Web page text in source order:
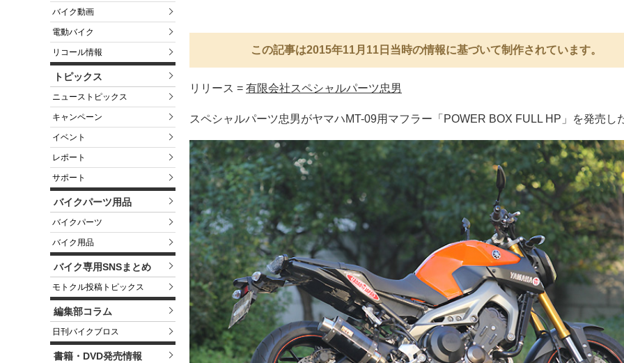
バイク動画
電動バイク
リコール情報
トピックス
ニューストピックス
キャンペーン
イベント
レポート
サポート
バイクパーツ用品
バイクパーツ
バイク用品
バイク専用SNSまとめ
モトクル投稿トピックス
編集部コラム
日刊バイクブロス
書籍・DVD発売情報
この記事は2015年11月11日当時の情報に基づいて制作されています。
リリース = 有限会社スペシャルパーツ忠男
スペシャルパーツ忠男がヤマハMT-09用マフラー「POWER BOX FULL HP」を発売し